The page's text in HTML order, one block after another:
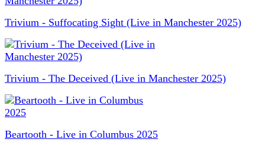
Trivium - Suffocating Sight (Live in Manchester 2025)
Trivium - The Deceived (Live in Manchester 2025)
Beartooth - Live in Columbus 2025